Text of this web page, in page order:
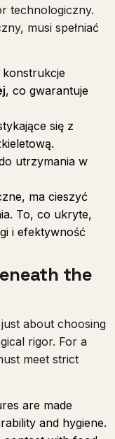
technologiczny.
musi spełniać
konstrukcje
, co gwarantuje
się z
utrzymania w
ma cieszyć
To, co ukryte,
i efektywność
the
about choosing
rigor. For a
meet strict
are made
and hygiene.